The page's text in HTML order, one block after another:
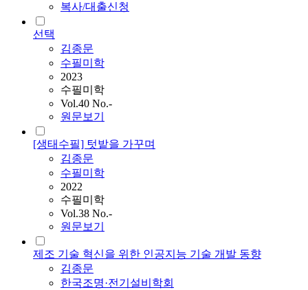
복사/대출신청
선택
김종문
수필미학
2023
수필미학
Vol.40 No.-
원문보기
[생태수필] 텃밭을 가꾸며
김종문
수필미학
2022
수필미학
Vol.38 No.-
원문보기
제조 기술 혁신을 위한 인공지능 기술 개발 동향
김종문
한국조명·전기설비학회